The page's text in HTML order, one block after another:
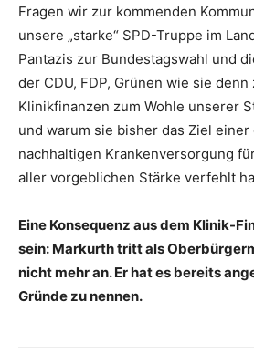
Fragen wir zur kommenden
unsere „starke“ SPD-Truppe im
Pantazis zur Bundestagswahl und
der CDU, FDP, Grünen wie sie
Klinikfinanzen zum Wohle unserer
und warum sie bisher das Ziel einer
nachhaltigen Krankenversorgung
aller vorgeblichen Stärke verfehlt
Eine Konsequenz aus dem Klinik-
sein: Markurth tritt als
nicht mehr an. Er hat es bereits
Gründe zu nennen.